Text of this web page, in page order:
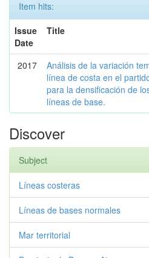
Item hits:
Issue
Date
Title
2017
Análisis de la variación
línea de costa en el
para la densificación de
líneas de base.
Discover
Subject
Líneas costeras
Líneas de bases normales
Mar territorial